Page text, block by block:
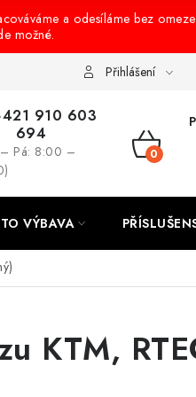
a odesíláme bez
možné.
osobních údajů Návody na
Přihlášení
910 603
694
Pá: 8:00 –
VÝBAVA
KTM,